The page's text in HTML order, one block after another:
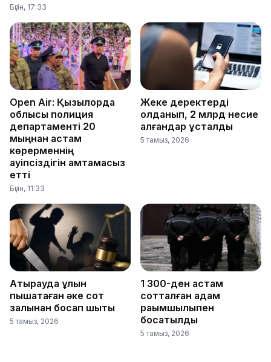
Бүгін, 17:33
Open Air: Қызылорда
облысы полиция
департаменті 20
мыңнан астам
көрерменнің
қауіпсіздігін қамтамасыз
етті
Бүгін, 11:33
Жеке деректерді
қолданып, 2 млрд несие
алғандар ұсталды
5 тамыз, 2026
Атырауда ұлын
пышақтаған әке сот
залынан босап шықты
5 тамыз, 2026
1 300-ден астам
сотталған адам
рақымшылықпен
босатылды
5 тамыз, 2026